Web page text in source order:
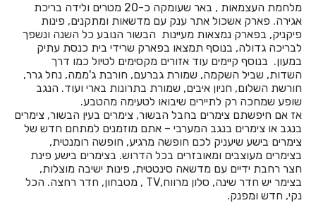
חדרים לפי שעה בבני עטרות
חדרים לפי שעה בבנימינה
חדרים לפי שעה בבצרה
חדרים לפי שעה בבצת
חדרים לפי שעה בבר גיורא
חדרים לפי שעה בברוש
חדרים לפי שעה בברק
מלחמת העצמאות , באר שעומקה כ-20 מטרים ולידה בריכת
אגירה. פארק אשכול אתר ענק עם מדשאות ומתקנים, פינות
פיקניק, בפארק נמצאות מעיינות הבשור הנובע כל השנה ונשפך
לבריכה גדולה, בנוסף תמצאו בפארק שרידי בית כנסת עתיק
במעון. בנוסף קיימים עוד אזורים מקסימים לטיול כמו דרך
השדות, שביל השקמה, שמורת גברעם, חורבת ג'ממה, נחל גרר,
חורשת השלום, חניון איבים, שמורת בתרונות בארי ועוד. הנגב
שופע שמחכה רק לתיירים שיבואו לטעימה מהטבע.
אז אם חיפשתם צימרים בחבל הבשור, צימרים בעין הבשור, צימרים
בנגב או צימרים בנגב המערבי – אתם מוזמנים למתחם חדש של
צימרים בישע שיעניק לכם חופשה מרגיע, חופשה רומנטית,
בצימרים מעוצבים ומאובזרים בכל הדרוש. בצימרים בישע פינת
חצר רחבת ידיים עם מדשאה סינטטית, פינות ישיבה מוצלות,
בצימר יש חדר שינה, סלון מרווח,TV , מטבחון, חדר רחצה. הכל
נקי, חדש ומפנק.